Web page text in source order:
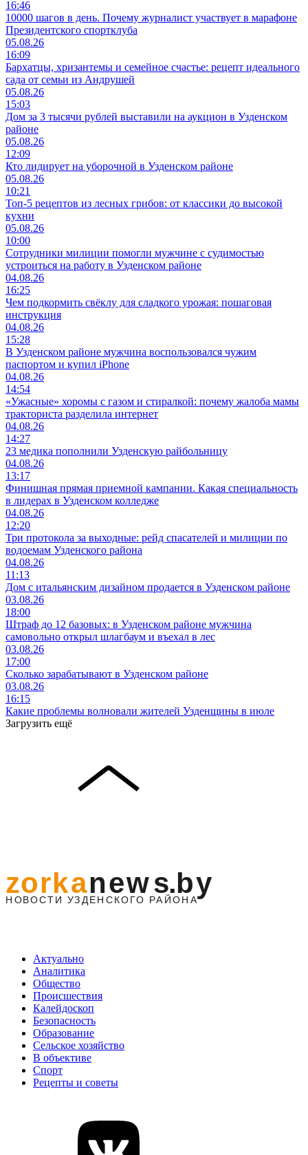
16:46
10000 шагов в день. Почему журналист участвует в марафоне
Президентского спортклуба
05.08.26
16:09
Бархатцы, хризантемы и семейное счастье: рецепт идеального
сада от семьи из Андрушей
05.08.26
15:03
Дом за 3 тысячи рублей выставили на аукцион в Узденском
районе
05.08.26
12:09
Кто лидирует на уборочной в Узденском районе
05.08.26
10:21
Топ-5 рецептов из лесных грибов: от классики до высокой
кухни
05.08.26
10:00
Сотрудники милиции помогли мужчине с судимостью
устроиться на работу в Узденском районе
04.08.26
16:25
Чем подкормить свёклу для сладкого урожая: пошаговая
инструкция
04.08.26
15:28
В Узденском районе мужчина воспользовался чужим
паспортом и купил iPhone
04.08.26
14:54
«Ужасные» хоромы с газом и стиралкой: почему жалоба мамы
тракториста разделила интернет
04.08.26
14:27
23 медика пополнили Узденскую райбольницу
04.08.26
13:17
Финишная прямая приемной кампании. Какая специальность
в лидерах в Узденском колледже
04.08.26
12:20
Три протокола за выходные: рейд спасателей и милиции по
водоемам Узденского района
04.08.26
11:13
Дом с итальянским дизайном продается в Узденском районе
03.08.26
18:00
Штраф до 12 базовых: в Узденском районе мужчина
самовольно открыл шлагбаум и въехал в лес
03.08.26
17:00
Сколько зарабатывают в Узденском районе
03.08.26
16:15
Какие проблемы волновали жителей Узденщины в июле
Загрузить ещё
Актуально
Аналитика
Общество
Происшествия
Калейдоскоп
Безопасность
Образование
Сельское хозяйство
В объективе
Спорт
Рецепты и советы